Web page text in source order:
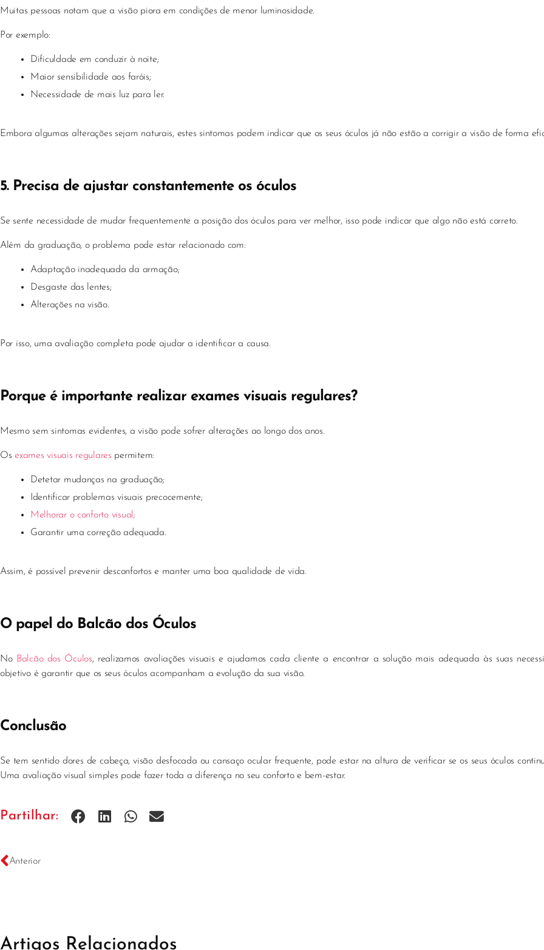
Muitas pessoas notam que a visão piora em condições de menor luminosidade.
Por exemplo:
Dificuldade em conduzir à noite;
Maior sensibilidade aos faróis;
Necessidade de mais luz para ler.
Embora algumas alterações sejam naturais, estes sintomas podem indicar que os seus óculos já não estão a corrigir a visão de forma
5. Precisa de ajustar constantemente os óculos
Se sente necessidade de mudar frequentemente a posição dos óculos para ver melhor, isso pode indicar que algo não está correto.
Além da graduação, o problema pode estar relacionado com:
Adaptação inadequada da armação;
Desgaste das lentes;
Alterações na visão.
Por isso, uma avaliação completa pode ajudar a identificar a causa.
Porque é importante realizar exames visuais regulares?
Mesmo sem sintomas evidentes, a visão pode sofrer alterações ao longo dos anos.
Osexames visuais regulares permitem:
Detetar mudanças na graduação;
Identificar problemas visuais precocemente;
Melhorar o conforto visual;
Garantir uma correção adequada.
Assim, é possível prevenir desconfortos e manter uma boa qualidade de vida.
O papel do Balcão dos Óculos
No Balcão dos Óculos, realizamos avaliações visuais e ajudamos cada cliente a encontrar a solução mais adequada às suas
objetivo é garantir que os seus óculos acompanham a evolução da sua visão.
Conclusão
Se tem sentido dores de cabeça, visão desfocada ou cansaço ocular frequente, pode estar na altura de verificar se os seus óculos
Uma avaliação visual simples pode fazer toda a diferença no seu conforto e bem-estar.
Partilhar:
Anterior
Artigos Relacionados